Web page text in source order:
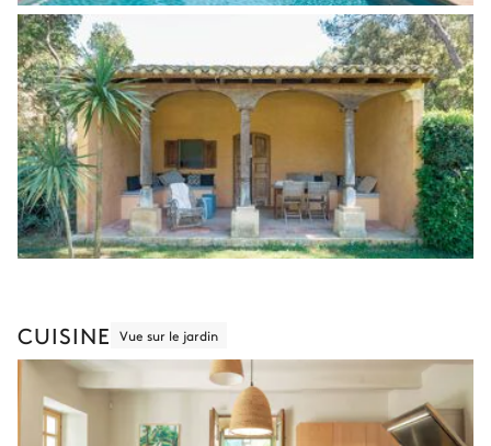
CUISINE Vue sur le jardin